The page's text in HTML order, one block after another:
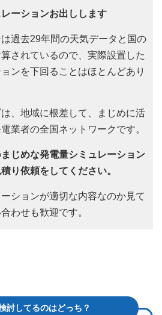
ーションお出しします
過去29年間の天気データと国の
されているので、実際設置した
ンを下回ることはほとんどあり
、地域に根差して、まじめに活
業者の全国ネットワークです。
まじめな発電量シミュレーション
り依頼をしてください。
ーションが適切な内容なのか見て
わせも歓迎です。